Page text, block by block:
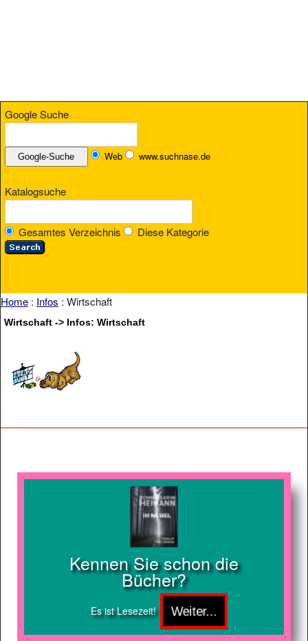
Google Suche
Web www.suchnase.de
Katalogsuche
Gesamtes Verzeichnis Diese Kategorie
Home : Infos : Wirtschaft
Wirtschaft -> Infos: Wirtschaft
Kennen Sie schon die
Bücher?
Es ist Lesezeit!